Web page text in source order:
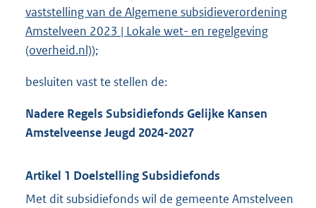
n
k
vaststelling van de Algemene subsidieverordening
Amstelveen 2023 | Lokale wet- en regelgeving
(overheid.nl));
besluiten vast te stellen de:
Nadere Regels Subsidiefonds Gelijke Kansen
Amstelveense Jeugd 2024-2027
Artikel 1 Doelstelling Subsidiefonds
Met dit subsidiefonds wil de gemeente Amstelveen